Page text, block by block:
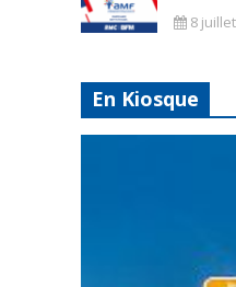
8
En Kiosque